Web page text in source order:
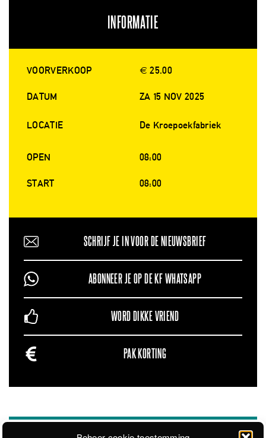
INFORMATIE
VOORVERKOOP € 25.00
DATUM ZA 15 NOV 2025
LOCATIE De Kroepoekfabriek
OPEN 08:00
START 08:00
SCHRIJF JE IN VOOR DE NIEUWSBRIEF
ABONNEER JE OP DE KF WHATSAPP
WORD DIKKE VRIEND
PAK KORTING